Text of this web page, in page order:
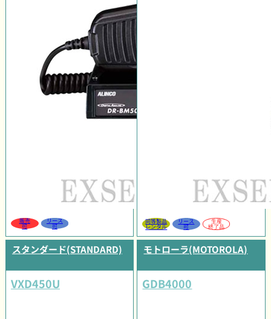
販売
可
リース
可
同等製品
レンタル
リース
可
生産
終了品
スタンダード(STANDARD)
VXD450U
モトローラ(MOTOROLA)
GDB4000